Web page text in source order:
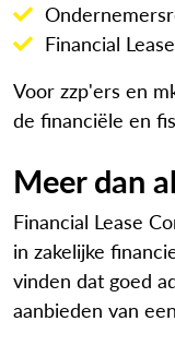
Financial
Voor zzp'ers en
de financiële en
Meer dan
Financial Lease
in zakelijke
vinden dat goed
aanbieden van